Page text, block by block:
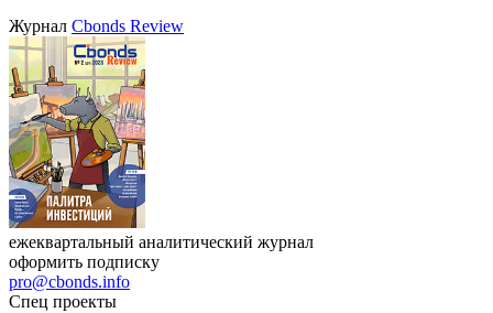
Журнал Cbonds Review
ежеквартальный аналитический журнал
оформить подписку
pro@cbonds.info
Спец проекты